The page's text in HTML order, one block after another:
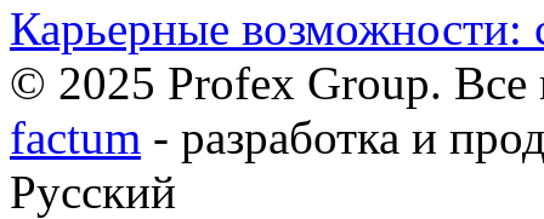
Карьерные возможности:
© 2025 Profex Group.
factum - разработка и
Русский